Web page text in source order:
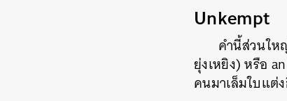
Unkempt
คำนี้ส่วนให
ยุ่งเหยิง) หรือ an
คนมาเล็มใบแต่